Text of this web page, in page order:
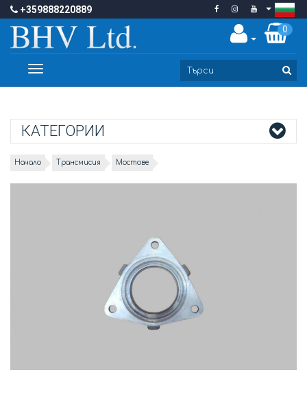
+359888220889
0
Toggle
КАТЕГОРИИ
Начало Трансмисия Мостове